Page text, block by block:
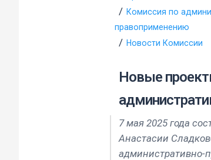
Комиссия по
правоприменению
Новости Комиссии
Новые
7 мая 2025 года
Анастасии
административно-